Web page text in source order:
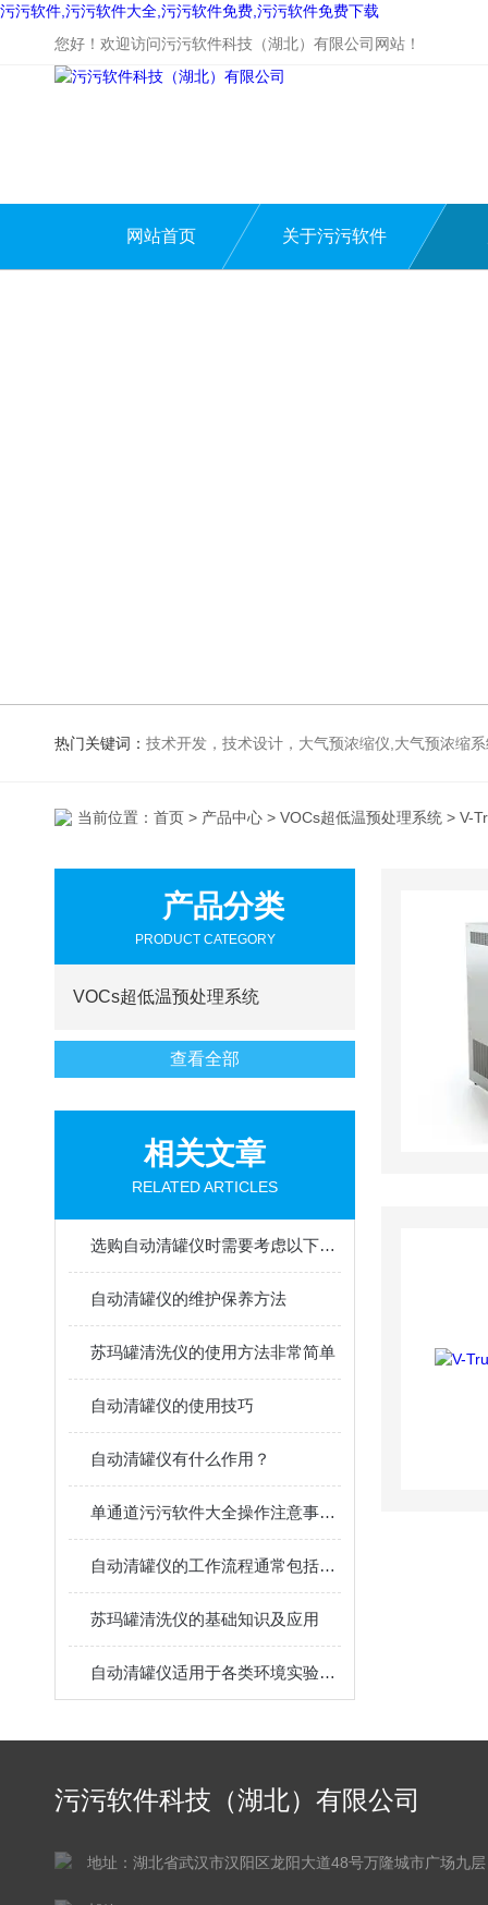
污污软件,污污软件大全,污污软件免费,污污软件免费下载
您好！欢迎访问污污软件科技（湖北）有限公司网站！
网站首页 关于污污软件
热门关键词： 技术开发，技术设计，大气预浓缩仪,大气预
当前位置： 首页 > 产品中心 > VOCs超低温预处理系统 > V-
产品分类
PRODUCT CATEGORY
VOCs超低温预处理系统
查看全部
相关文章
RELATED ARTICLES
选购自动清罐仪时需要考虑以下几个因素
自动清罐仪的维护保养方法
苏玛罐清洗仪的使用方法非常简单
自动清罐仪的使用技巧
自动清罐仪有什么作用？
单通道污污软件大全操作注意事项及维护
自动清罐仪的工作流程通常包括以下几点
苏玛罐清洗仪的基础知识及应用
自动清罐仪适用于各类环境实验室中使用
污污软件科技（湖北）有限公司
地址：湖北省武汉市汉阳区龙阳大道48号万隆城市广场九层